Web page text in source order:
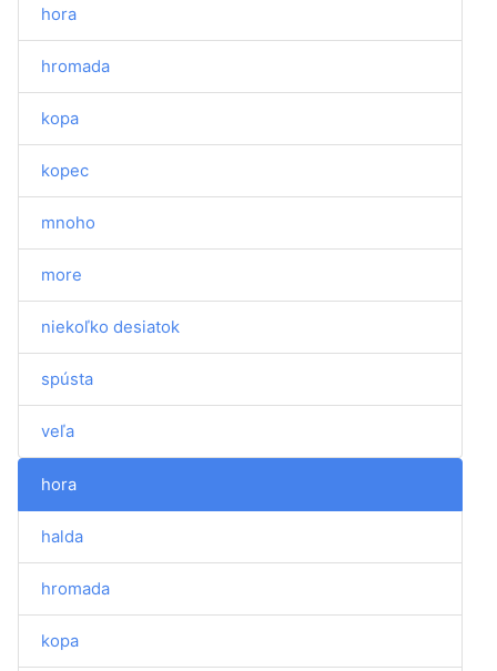
hora
hromada
kopa
kopec
mnoho
more
niekoľko desiatok
spústa
veľa
hora
halda
hromada
kopa